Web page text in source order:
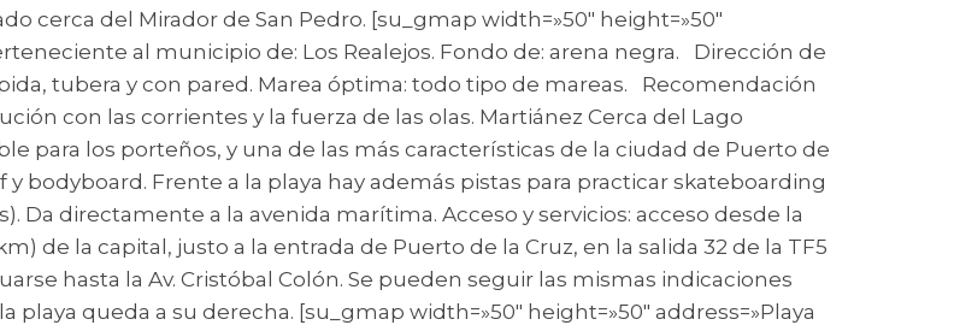
cerca del Mirador de San Pedro. [su_gmap width=»50″ height=»50″
al municipio de: Los Realejos. Fondo de: arena negra. Dirección de
tubera y con pared. Marea óptima: todo tipo de mareas. Recomendación
con las corrientes y la fuerza de las olas. Martiánez Cerca del Lago
para los porteños, y una de las más características de la ciudad de Puerto de
y bodyboard. Frente a la playa hay además pistas para practicar skateboarding
directamente a la avenida marítima. Acceso y servicios: acceso desde la
de la capital, justo a la entrada de Puerto de la Cruz, en la salida 32 de la TF5
hasta la Av. Cristóbal Colón. Se pueden seguir las mismas indicaciones
queda a su derecha. [su_gmap width=»50″ height=»50″ address=»Playa